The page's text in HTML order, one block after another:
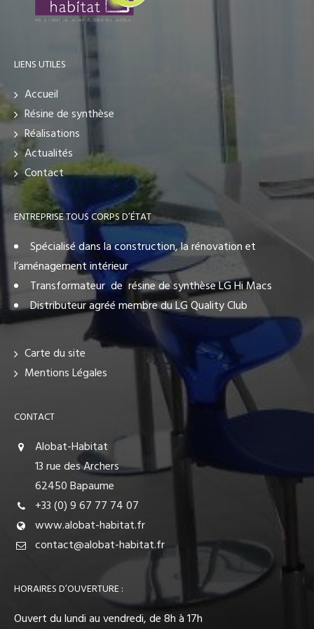
LIENS UTILES
Accueil
Résine de synthèse
Réalisations
Actualités
Contact
ENTREPRISE TOUS CORPS D’ÉTAT
Spécialisé dans la construction, la rénovation et
l’aménagement intérieur
Transformateur de résine de synthèse LG Hi Macs
Distributeur agréé membre du LG Quality Club
Carte du site
Mentions Légales
CONTACT
Alobat-Habitat
13 rue des Archers
62450 Bapaume
+33 (0) 9 67 77 74 07
www.alobat-habitat.fr
contact@alobat-habitat.fr
HORAIRES D’OUVERTURE :
Ouvert du lundi au vendredi, de 8h à 17h